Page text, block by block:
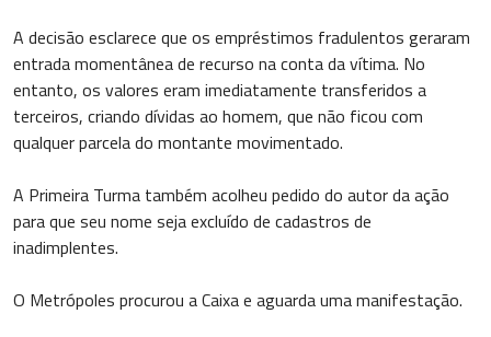
A decisão esclarece que os empréstimos fradulentos geraram
entrada momentânea de recurso na conta da vítima. No
entanto, os valores eram imediatamente transferidos a
terceiros, criando dívidas ao homem, que não ficou com
qualquer parcela do montante movimentado.
A Primeira Turma também acolheu pedido do autor da ação
para que seu nome seja excluído de cadastros de
inadimplentes.
O Metrópoles procurou a Caixa e aguarda uma manifestação.